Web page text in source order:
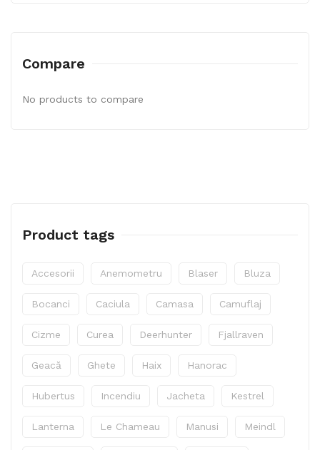
Compare
No products to compare
Product tags
Accesorii Anemometru Blaser Bluza
Bocanci Caciula Camasa Camuflaj
Cizme Curea Deerhunter Fjallraven
Geacă Ghete Haix Hanorac
Hubertus Incendiu Jacheta Kestrel
Lanterna Le Chameau Manusi Meindl